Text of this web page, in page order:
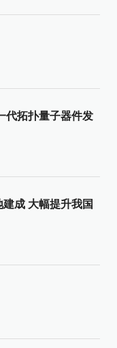
代拓扑量子器件发
成 大幅提升我国